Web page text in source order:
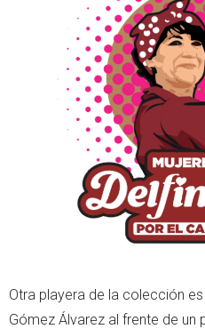
Otra playera de la colección es
Gómez Álvarez al frente de